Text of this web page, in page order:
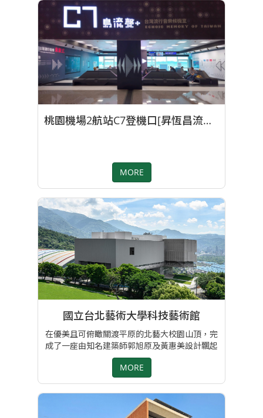
桃園機場2航站C7登機口[昇恆昌流行音樂候機室]
MORE
國立台北藝術大學科技藝術館
在優美且可俯瞰關渡平原的北藝大校園山頂，完
成了一座由知名建築師郭旭原及黃惠美設計飄起
來實驗性的建築，外觀有金屬擴張網及清水膜，
元皿家具參與了有利標家具設計競賽，最後以呼
應外觀的[白色工業風]為主題拔頭籌，耗時間近
兩年以有限的預算，完成了這個國內最佳校園學
習環境家具及地毯工程 專案負責:Joy Chen
MORE